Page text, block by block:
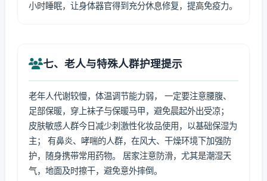
小时睡眠，让身体器官得到充分休息修复，提高免疫力。
七、老人与特殊人群护理提示
老年人代谢较慢，体温调节能力弱， 一定要注意腰腹、
足部保暖，穿上袜子与保暖马甲，避免晨起外出受凉；
皮肤敏感人群今日减少刺激性化妆品使用，以基础保湿为
主； 有鼻炎、哮喘的人群，在风大、干燥环境下加强防
护，随身携带常用药物。 居家注意防滑，尤其是潮湿天
气，地面及时擦干，避免意外摔倒。